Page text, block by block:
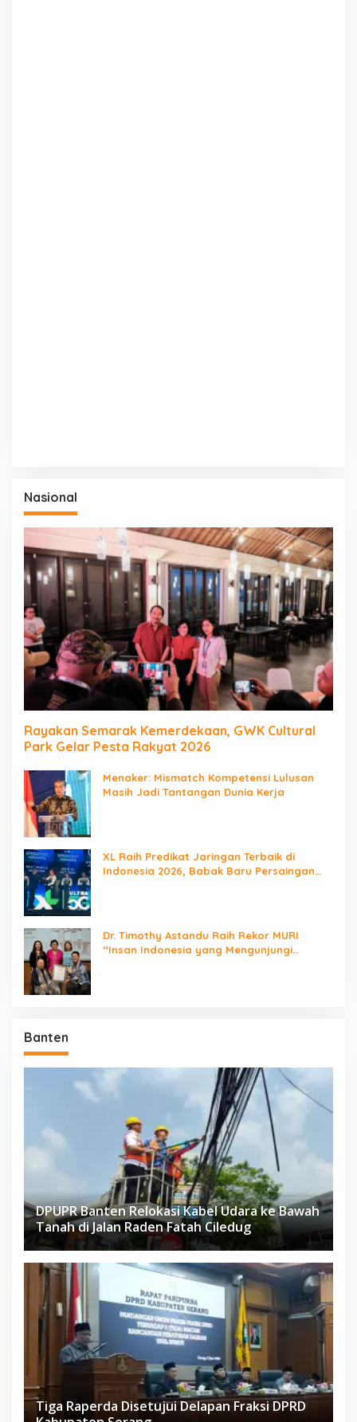
Nasional
Rayakan Semarak Kemerdekaan, GWK Cultural
Park Gelar Pesta Rakyat 2026
Menaker: Mismatch Kompetensi Lulusan
Masih Jadi Tantangan Dunia Kerja
XL Raih Predikat Jaringan Terbaik di
Indonesia 2026, Babak Baru Persaingan
Dr. Timothy Astandu Raih Rekor MURI
“Insan Indonesia yang Mengunjungi
Banten
DPUPR Banten Relokasi Kabel Udara ke Bawah
Tanah di Jalan Raden Fatah Ciledug
Tiga Raperda Disetujui Delapan Fraksi DPRD